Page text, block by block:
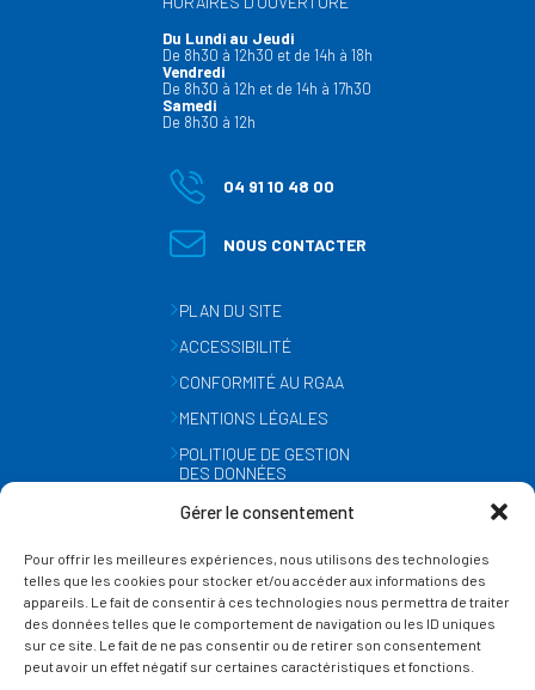
Gérer le consentement
Pour offrir les meilleures expériences, nous utilisons des technologies
telles que les cookies pour stocker et/ou accéder aux informations des
appareils. Le fait de consentir à ces technologies nous permettra de traiter
des données telles que le comportement de navigation ou les ID uniques
sur ce site. Le fait de ne pas consentir ou de retirer son consentement
peut avoir un effet négatif sur certaines caractéristiques et fonctions.
Du Lundi au Jeudi
De 8h30 à 12h30 et de 14h à 18h
Vendredi
De 8h30 à 12h et de 14h à 17h30
Samedi
De 8h30 à 12h
04 91 10 48 00
NOUS CONTACTER
PLAN DU SITE
ACCESSIBILITÉ
CONFORMITÉ AU RGAA
MENTIONS LÉGALES
POLITIQUE DE GESTION
DES DONNÉES
GESTION DES COOKIES
SUIVEZ-NOUS
SUR LES RÉSEAUX